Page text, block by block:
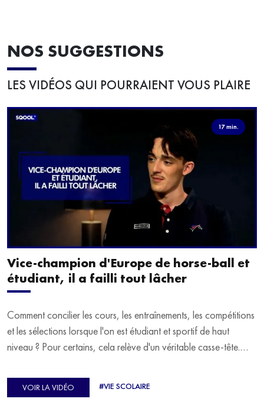
NOS SUGGESTIONS
LES VIDÉOS QUI POURRAIENT VOUS PLAIRE
17 min.
Vice-champion d'Europe de horse-ball et
étudiant, il a failli tout lâcher
Comment concilier les cours, les entraînements, les compétitions
et les sélections lorsque l'on est étudiant et sportif de haut
niveau ? Pour certains, cela relève d'un véritable casse-tête.
d'Europe de Horse-ball, qui a failli abandonner ses études
avant de trouver un nouvel équilibre.
VOIR LA VIDÉO #VIE SCOLAIRE